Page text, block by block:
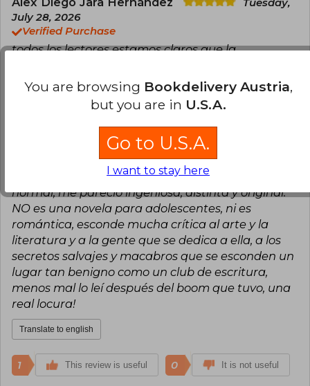
Tuesday,
July 28, 2026
Verified Purchase
todos los lectores estamos claros que la
para mí es lo más extraño y fascinante que hay,
según mi parecer el género en el que se mueve el
libro es surrealismo, hay que tener paciencia y
calma y saber que no es una novela ligera, tiene
muchos matices a tratar, no se debe quedar uno
sólo con lo superficial que se relata, hay saber que
se debe pensar, unas situaciones muy fuera de lo
normal, me pareció ingeniosa, distinta y original.
NO es una novela para adolescentes, ni es
romántica, esconde mucha crítica al arte y la
literatura y a la gente que se dedica a ella, a los
secretos salvajes y macabros que se esconden un
lugar tan benigno como un club de escritura,
menos mal lo leí después del boom que tuvo, una
real locura!
Translate to english
1 This review is useful 0 It is not useful
You are browsing Bookdelivery Austria,
but you are in U.S.A.
Go to U.S.A.
I want to stay here